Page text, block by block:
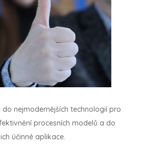
do nejmodernějších technologií pro
procesních modelů a do
účinné aplikace.